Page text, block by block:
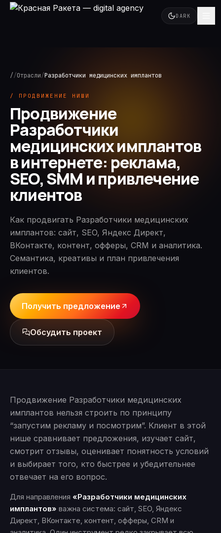
DARK
//Отрасли/Разработчики медицинских имплантов
/ ПРОДВИЖЕНИЕ НИШИ
Продвижение
Разработчики
медицинских имплантов
в интернете: реклама,
SEO, SMM и привлечение
клиентов
Как продвигать Разработчики медицинских
имплантов: сайт, SEO, Яндекс Директ,
ВКонтакте, контент, офферы, CRM и аналитика.
Семантика, креативы и план привлечения
клиентов.
Получить предложение
Обсудить проект
Продвижение Разработчики медицинских
имплантов нельзя строить по принципу
“запустим рекламу и посмотрим”. Клиент в этой
нише сравнивает предложения, изучает сайт,
смотрит отзывы, оценивает понятность условий
и выбирает того, кто быстрее и убедительнее
отвечает на его вопрос.
Для направления «Разработчики медицинских
имплантов» важна система: сайт, SEO, Яндекс
Директ, ВКонтакте, контент, офферы, CRM и